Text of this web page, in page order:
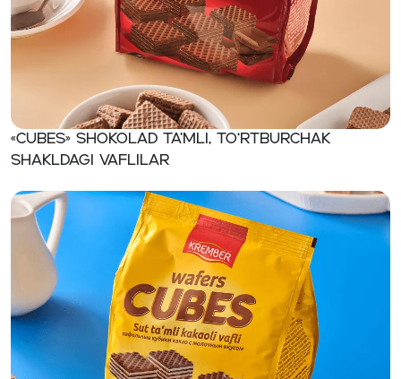
«CUBES» Shokolad ta’mli, to‘rtburchak
shakldagi vaflilar